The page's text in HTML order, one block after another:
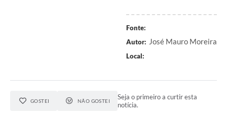
Fonte:
Autor: José Mauro Moreira
Local:
GOSTEI NÃO GOSTEI
Seja o primeiro a curtir esta
notícia.